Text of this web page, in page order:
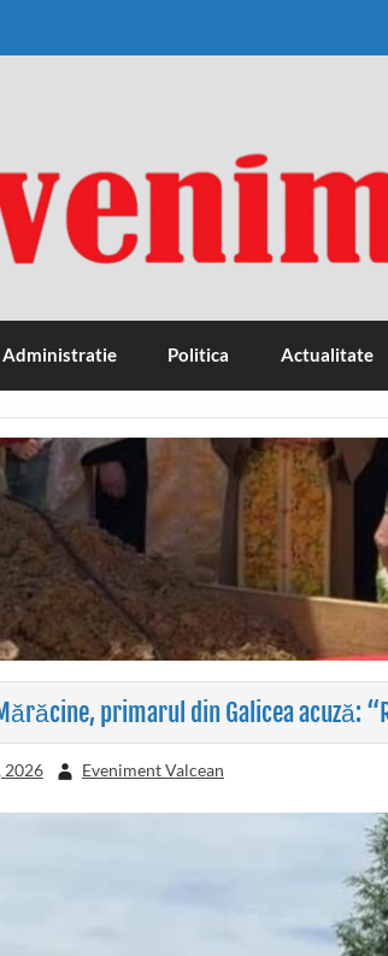
Valcean
Administratie Politica Actualitate
primarul din Galicea acuză:
2026 Eveniment Valcean